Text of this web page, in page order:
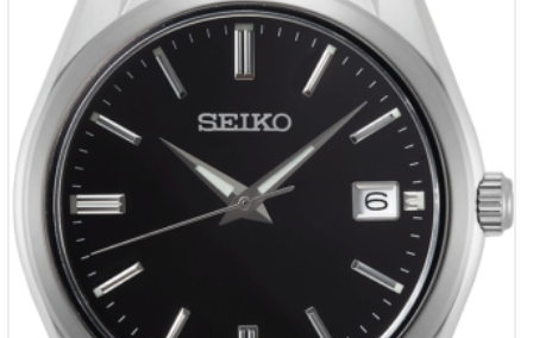
Seiko horloge